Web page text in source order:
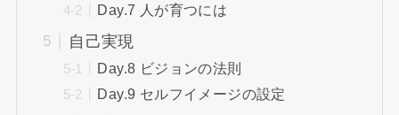
Day.7 人が育つには
自己実現
Day.8 ビジョンの法則
Day.9 セルフイメージの設定